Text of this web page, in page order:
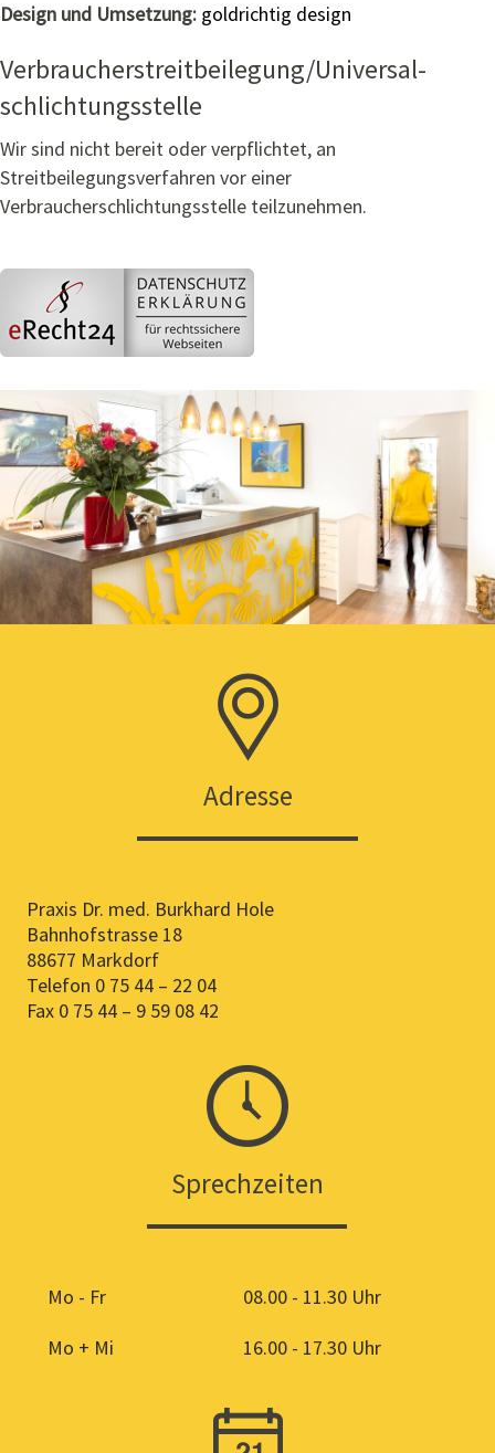
Design und Umsetzung: goldrichtig design
Verbraucher­streit­beilegung/Universal­
schlichtungs­stelle
Wir sind nicht bereit oder verpflichtet, an
Streitbeilegungsverfahren vor einer
Verbraucherschlichtungsstelle teilzunehmen.
Adresse
Praxis Dr. med. Burkhard Hole
Bahnhofstrasse 18
88677 Markdorf
Telefon 0 75 44 – 22 04
Fax 0 75 44 – 9 59 08 42
Sprechzeiten
Mo - Fr
08.00 - 11.30 Uhr
Mo + Mi
16.00 - 17.30 Uhr